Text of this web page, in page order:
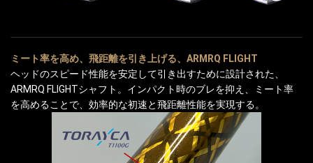
ミート率を高め、飛距離を引き上げる、ARMRQ FLIGHT
ヘッドのスピード性能を安定して引き出すために設計された、
ARMRQ FLIGHTシャフト。インパクト時のブレを抑え、ミート率
を高めることで、効率的な初速と飛距離性能を実現する。